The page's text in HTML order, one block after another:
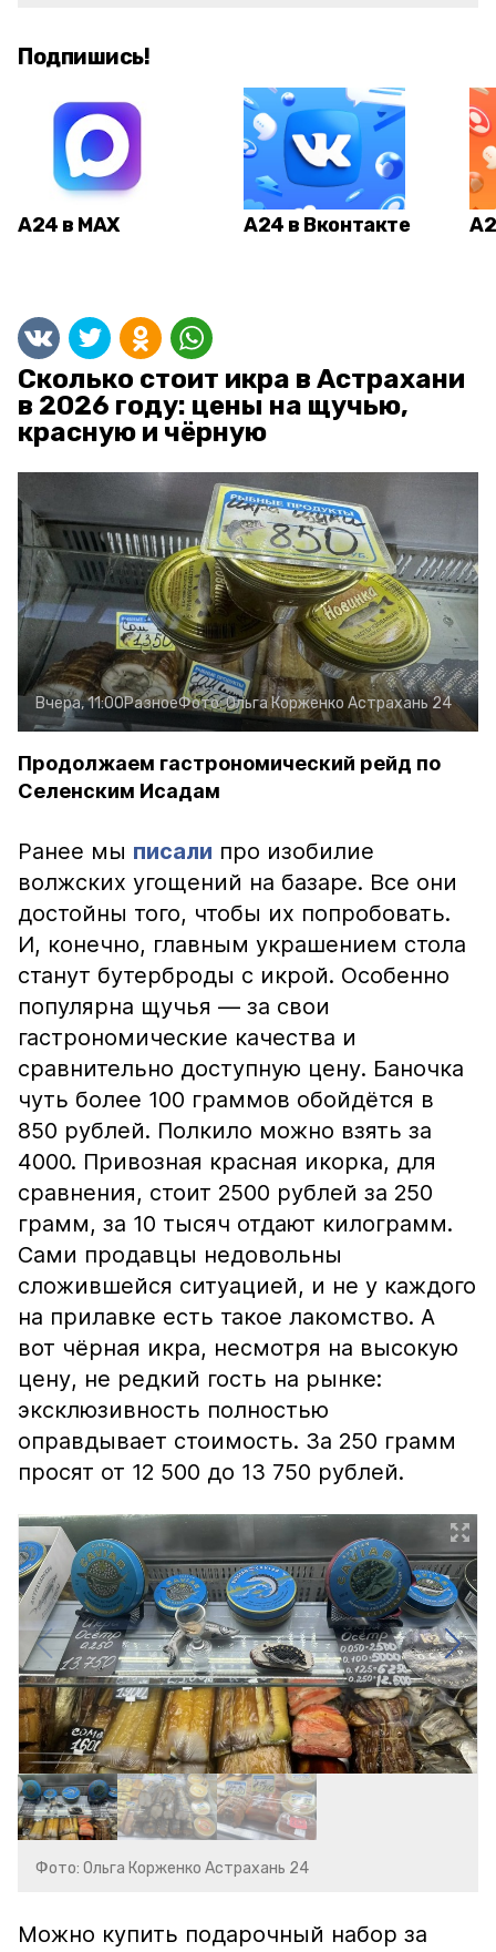
Подпишись!
А24 в MAX А24 в Вконтакте
Сколько стоит икра в Астрахани
в 2026 году: цены на щучью,
красную и чёрную
Вчера, 11:00РазноеФото:Ольга Корженко Астрахань 24
Продолжаем гастрономический рейд по
Селенским Исадам
Ранее мы писали про изобилие
волжских угощений на базаре. Все они
достойны того, чтобы их попробовать.
И, конечно, главным украшением стола
станут бутерброды с икрой. Особенно
популярна щучья — за свои
гастрономические качества и
сравнительно доступную цену. Баночка
чуть более 100 граммов обойдётся в
850 рублей. Полкило можно взять за
4000. Привозная красная икорка, для
сравнения, стоит 2500 рублей за 250
грамм, за 10 тысяч отдают килограмм.
Сами продавцы недовольны
сложившейся ситуацией, и не у каждого
на прилавке есть такое лакомство. А
вот чёрная икра, несмотря на высокую
цену, не редкий гость на рынке:
эксклюзивность полностью
оправдывает стоимость. За 250 грамм
просят от 12 500 до 13 750 рублей.
Фото: Ольга Корженко Астрахань 24
Можно купить подарочный набор за